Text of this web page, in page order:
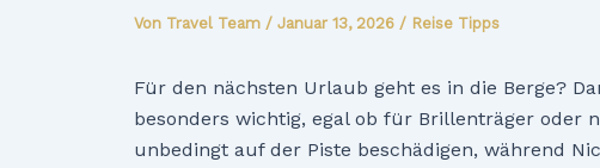
Von Travel Team / Januar 13, 2026 / Reise Tipps
Für den nächsten Urlaub geht es in die Berge?
besonders wichtig, egal ob für Brillenträger
unbedingt auf der Piste beschädigen, während